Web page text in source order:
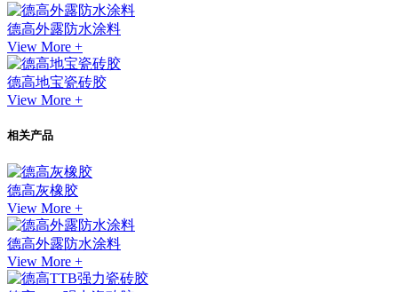
德高外露防水涂料
View More +
德高地宝瓷砖胶
View More +
相关产品
德高灰橡胶
View More +
德高外露防水涂料
View More +